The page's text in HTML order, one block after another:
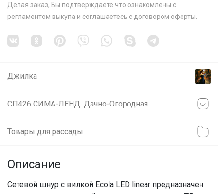
Делая заказ, Вы подтверждаете что ознакомлены с
регламентом выкупа и соглашаетесь с договором оферты
Джилка
СП426 СИМА-ЛЕНД. Дачно-Огородная
Товары для рассады
Описание
Сетевой шнур с вилкой Ecola LED linear предназначен